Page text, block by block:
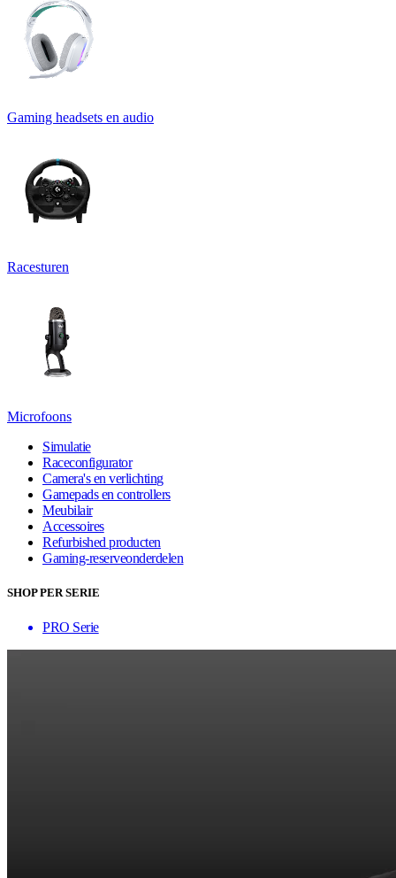
Gaming headsets en audio
Racesturen
Microfoons
Simulatie
Raceconfigurator
Camera's en verlichting
Gamepads en controllers
Meubilair
Accessoires
Refurbished producten
Gaming-reserveonderdelen
SHOP PER SERIE
PRO Serie